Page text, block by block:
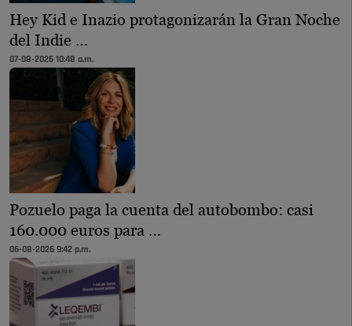
Hey Kid e Inazio protagonizarán la Gran Noche
del Indie …
07-08-2026 10:48 a.m.
Pozuelo paga la cuenta del autobombo: casi
160.000 euros para …
06-08-2026 9:42 p.m.